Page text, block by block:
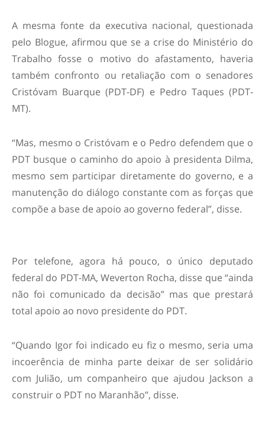
A mesma fonte da executiva nacional, questionada
pelo Blogue, afirmou que se a crise do Ministério do
Trabalho fosse o motivo do afastamento, haveria
também confronto ou retaliação com o senadores
Cristóvam Buarque (PDT-DF) e Pedro Taques (PDT-
MT).
“Mas, mesmo o Cristóvam e o Pedro defendem que o
PDT busque o caminho do apoio à presidenta Dilma,
mesmo sem participar diretamente do governo, e a
manutenção do diálogo constante com as forças que
compõe a base de apoio ao governo federal”, disse.
Por telefone, agora há pouco, o único deputado
federal do PDT-MA, Weverton Rocha, disse que “ainda
não foi comunicado da decisão” mas que prestará
total apoio ao novo presidente do PDT.
“Quando Igor foi indicado eu fiz o mesmo, seria uma
incoerência de minha parte deixar de ser solidário
com Julião, um companheiro que ajudou Jackson a
construir o PDT no Maranhão”, disse.